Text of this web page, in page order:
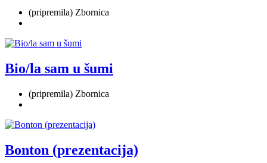
(pripremila) Zbornica
Bio/la sam u šumi
(pripremila) Zbornica
Bonton (prezentacija)